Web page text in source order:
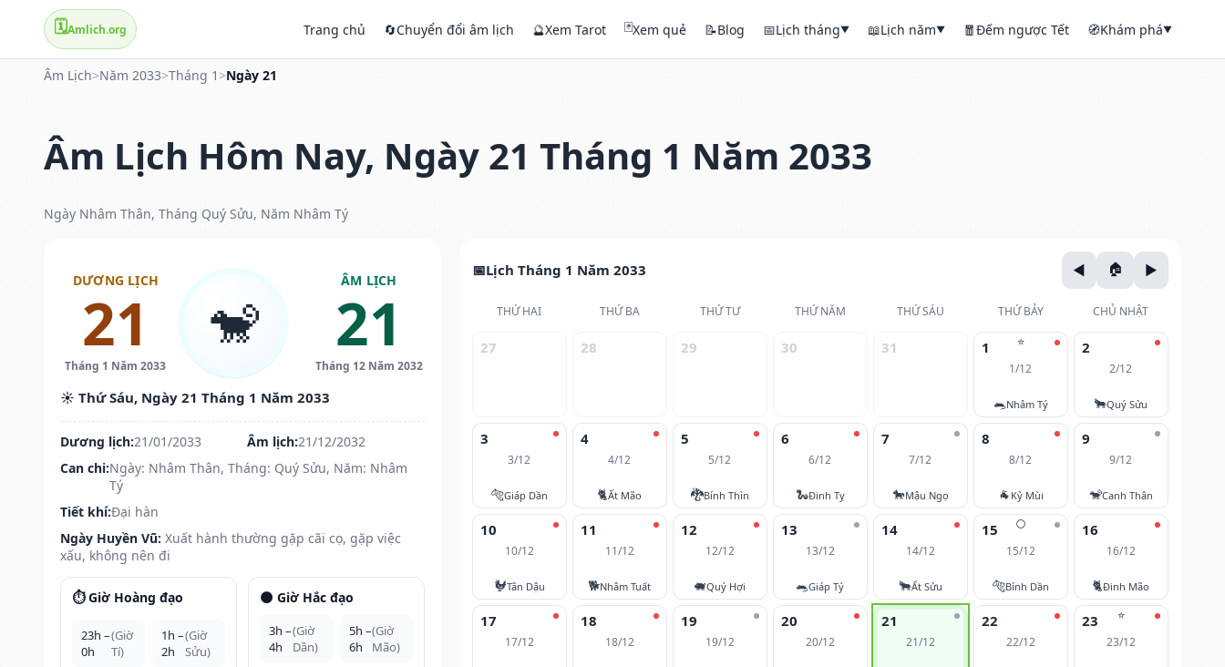
🗓️Amlich.org Trang chủ 🔄Chuyển đổi âm lịch 🔮Xem Tarot 🃏Xem quẻ 📝Blog 📅Lịch tháng▼ 📖Lịch năm▼ 🧧Đếm ngược Tết 🧭Khám phá▼
Âm Lịch>Năm 2033>Tháng 1 >Ngày 21
Âm Lịch Hôm Nay, Ngày 21 Tháng 1 Năm 2033
Ngày Nhâm Thân, Tháng Quý Sửu, Năm Nhâm Tý
DƯƠNG LỊCH
21
Tháng 1 Năm 2033
🐒
ÂM LỊCH
21
Tháng 12 Năm 2032
☀️ Thứ Sáu, Ngày 21 Tháng 1 Năm 2033
Dương lịch:21/01/2033 Âm lịch:21/12/2032
Can chi:Ngày: Nhâm Thân, Tháng: Quý Sửu, Năm: Nhâm
Tý
Tiết khí:Đại hàn
Ngày Huyền Vũ: Xuất hành thường gặp cãi cọ, gặp việc
xấu, không nên đi
⏱️ Giờ Hoàng đạo
23h –
0h
(Giờ
Tí)
1h –
2h
(Giờ
Sửu)
🌑 Giờ Hắc đạo
3h –
4h
(Giờ
Dần)
5h –
6h
(Giờ
Mão)
Lịch Tháng 1 Năm 2033
THỨ HAI THỨ BA THỨ TƯ THỨ NĂM THỨ SÁU THỨ BẢY CHỦ NHẬT
27 28 29 30 31 ⭐
1
1/12
🐀Nhâm Tý
2
2/12
🐂Quý Sửu
3
3/12
🐅Giáp Dần
4
4/12
🐈Ất Mão
5
5/12
🐉Bính Thìn
6
6/12
🐍Đinh Tỵ
7
7/12
🐎Mậu Ngọ
8
8/12
🐐 Kỷ Mùi
9
9/12
🐒Canh Thân
10
10/12
🐓Tân Dậu
11
11/12
🐕Nhâm Tuất
12
12/12
🐖Quý Hợi
13
13/12
🐀Giáp Tý
14
14/12
🐂Ất Sửu
🌕
15
15/12
🐅Bính Dần
16
16/12
🐈Đinh Mão
17
17/12
18
18/12
19
19/12
20
20/12
21
21/12
22
22/12
⭐
23
23/12